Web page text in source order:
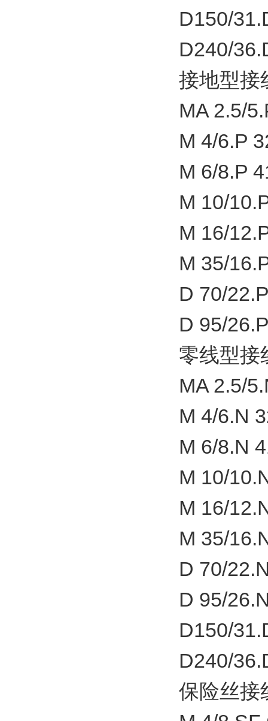
D150/
D240/
接地型接
MA 2.5/
M 4/6.P
M 6/8.P
M 10/
M 16/
M 35/
D 70/
D 95/
零线型接
MA 2.5/
M 4/6.N
M 6/8.N
M 10/
M 16/
M 35/
D 70/
D 95/
D150/
D240/
保险丝接